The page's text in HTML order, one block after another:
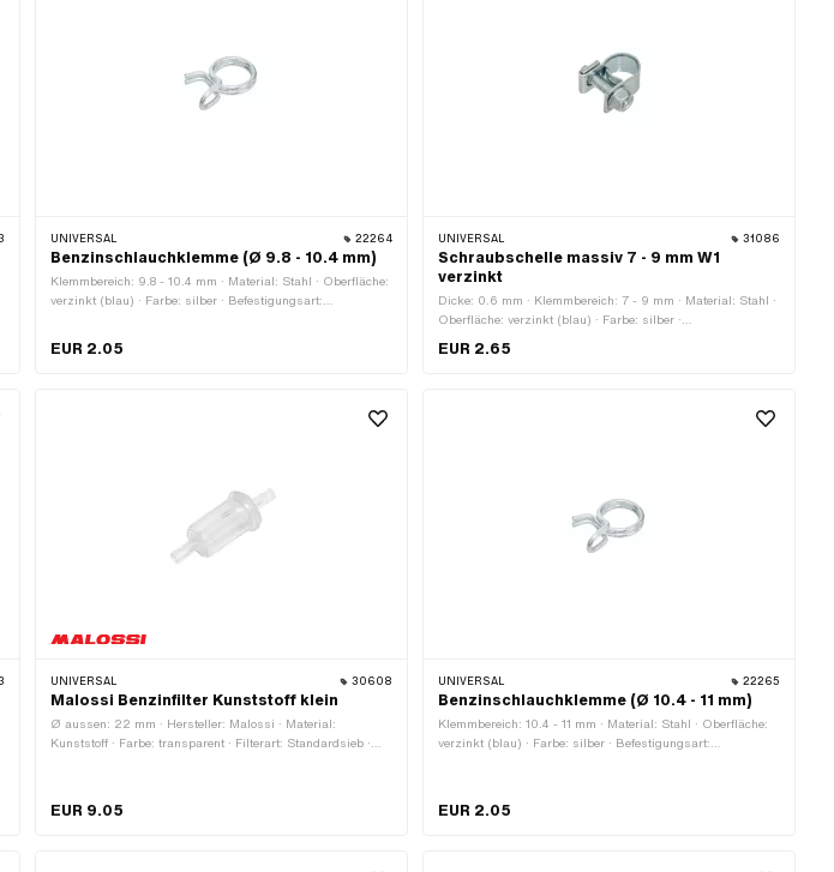
UNIVERSAL 22264
Benzinschlauchklemme (Ø 9.8 - 10.4 mm)
Klemmbereich: 9.8 - 10.4 mm · Material: Stahl · Oberfläche:
verzinkt (blau) · Farbe: silber · Befestigungsart:
EUR 2.05
UNIVERSAL 31086
Schraubschelle massiv 7 - 9 mm W1
verzinkt
Dicke: 0.6 mm · Klemmbereich: 7 - 9 mm · Material: Stahl ·
Oberfläche: verzinkt (blau) · Farbe: silber ·
EUR 2.65
UNIVERSAL 30608
Malossi Benzinfilter Kunststoff klein
Ø aussen: 22 mm · Hersteller: Malossi · Material:
Kunststoff · Farbe: transparent · Filterart: Standardsieb ·
EUR 9.05
UNIVERSAL 22265
Benzinschlauchklemme (Ø 10.4 - 11 mm)
Klemmbereich: 10.4 - 11 mm · Material: Stahl · Oberfläche:
verzinkt (blau) · Farbe: silber · Befestigungsart:
EUR 2.05